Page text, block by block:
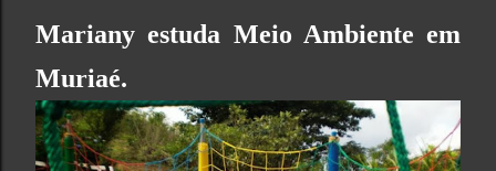
Mariany estuda Meio Ambiente em
Muriaé.